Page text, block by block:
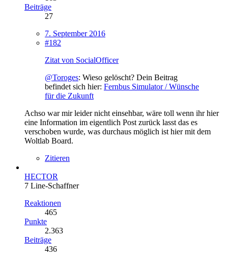
Beiträge
27
7. September 2016
#182
Zitat von SocialOfficer
@Toroges: Wieso gelöscht? Dein Beitrag
befindet sich hier: Fernbus Simulator / Wünsche
für die Zukunft
Achso war mir leider nicht einsehbar, wäre toll wenn ihr hier
eine Information im eigentlich Post zurück lasst das es
verschoben wurde, was durchaus möglich ist hier mit dem
Woltlab Board.
Zitieren
HECTOR
7 Line-Schaffner
Reaktionen
465
Punkte
2.363
Beiträge
436